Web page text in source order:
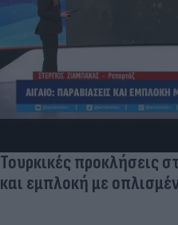
Τουρκικές προκλήσεις
και εμπλοκή με